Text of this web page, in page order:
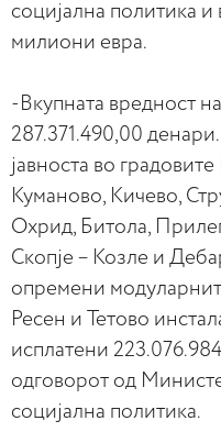
социјална политика
милиони евра.
-Вкупната вредност
287.371.490,00
јавноста во
Куманово, Кичево,
Охрид, Битола,
Скопје – Козле и
опремени
Ресен и Тетово
исплатени
одговорот од
социјална политика.